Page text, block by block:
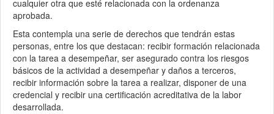
cualquier otra que esté relacionada con la ordenanza
aprobada.
Esta contempla una serie de derechos que tendrán estas
personas, entre los que destacan: recibir formación relacionada
con la tarea a desempeñar, ser asegurado contra los riesgos
básicos de la actividad a desempeñar y daños a terceros,
recibir información sobre la tarea a realizar, disponer de una
credencial y recibir una certificación acreditativa de la labor
desarrollada.